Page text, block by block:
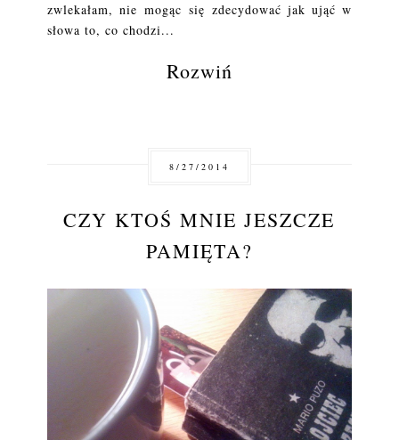
zwlekałam, nie mogąc się zdecydować jak ująć w
słowa to, co chodzi...
Rozwiń
8/27/2014
CZY KTOŚ MNIE JESZCZE
PAMIĘTA?